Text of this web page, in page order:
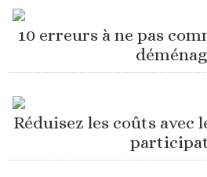
10 erreurs à ne pas
Réduisez les coûts avec